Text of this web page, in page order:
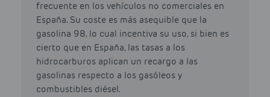
frecuente en los vehículos no comerciales en
España. Su coste es más asequible que la
gasolina 98, lo cual incentiva su uso, si bien es
cierto que en España, las tasas a los
hidrocarburos aplican un recargo a las
gasolinas respecto a los gasóleos y
combustibles diésel.